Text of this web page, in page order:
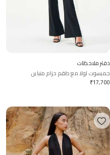
دفتر ملاحظات
جمبسوت لولا مع طقم حزام متباين
₹17,700